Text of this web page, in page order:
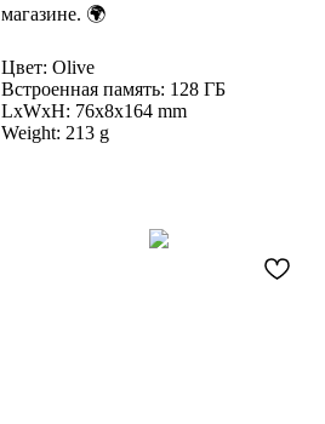
магазине. 🌍
Цвет: Olive
Встроенная память: 128 ГБ
LxWxH: 76x8x164 mm
Weight: 213 g